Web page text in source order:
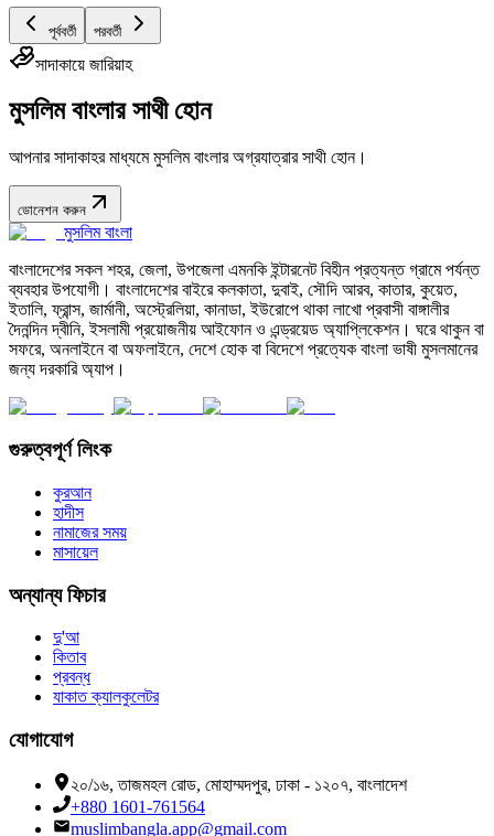
পূর্ববর্তী পরবর্তী
সাদাকায়ে জারিয়াহ
মুসলিম বাংলার সাথী হোন
আপনার সাদাকাহর মাধ্যমে মুসলিম বাংলার অগ্রযাত্রার সাথী হোন।
ডোনেশন করুন
মুসলিম বাংলা
বাংলাদেশের সকল শহর, জেলা, উপজেলা এমনকি ইন্টারনেট বিহীন প্রত্যন্ত গ্রামে পর্যন্ত
ব্যবহার উপযোগী। বাংলাদেশের বাইরে কলকাতা, দুবাই, সৌদি আরব, কাতার, কুয়েত,
ইতালি, ফ্রান্স, জার্মানী, অস্ট্রেলিয়া, কানাডা, ইউরোপে থাকা লাখো প্রবাসী বাঙ্গালীর
দৈনন্দিন দ্বীনি, ইসলামী প্রয়োজনীয় আইফোন ও এন্ড্রয়েড অ্যাপ্লিকেশন। ঘরে থাকুন বা
সফরে, অনলাইনে বা অফলাইনে, দেশে হোক বা বিদেশে প্রত্যেক বাংলা ভাষী মুসলমানের
জন্য দরকারি অ্যাপ।
গুরুত্বপূর্ণ লিংক
কুরআন
হাদীস
নামাজের সময়
মাসায়েল
অন্যান্য ফিচার
দু'আ
কিতাব
প্রবন্ধ
যাকাত ক্যালকুলেটর
যোগাযোগ
২০/১৬, তাজমহল রোড, মোহাম্মদপুর, ঢাকা - ১২০৭, বাংলাদেশ
+880 1601-761564
muslimbangla.app@gmail.com